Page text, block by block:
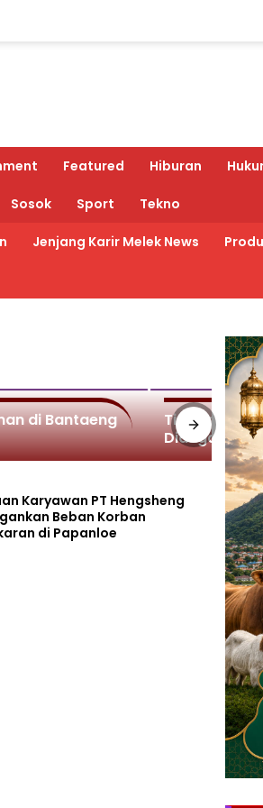
Featured Hiburan
Sosok Sport Tekno
Jenjang Karir Melek News
di Bantaeng
Tinggal
Diduga
Karyawan PT Hengsheng
Beban Korban
di Papanloe